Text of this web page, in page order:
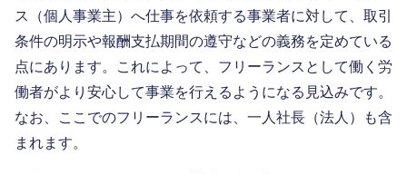
ス（個人事業主）へ仕事を依頼する事業者に対して、取引
条件の明示や報酬支払期間の遵守などの義務を定めている
点にあります。これによって、フリーランスとして働く労
働者がより安心して事業を行えるようになる見込みです。
なお、ここでのフリーランスには、一人社長（法人）も含
まれます。